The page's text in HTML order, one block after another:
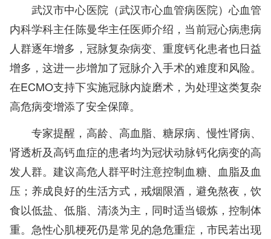
武汉市中心医院（武汉市心血管病医院）心血管
内科学科主任陈曼华主任医师介绍，当前冠心病患病
人群逐年增多，冠脉复杂病变、重度钙化患者也日益
增多，这进一步增加了冠脉介入手术的难度和风险。
在ECMO支持下实施冠脉内旋磨术，为处理这类复杂
高危病变增添了安全保障。
专家提醒，高龄、高血脂、糖尿病、慢性肾病、
肾透析及高钙血症的患者均为冠状动脉钙化病变的高
发人群。建议高危人群平时注意控制血糖、血脂及血
压；养成良好的生活方式，戒烟限酒，避免熬夜，饮
食以低盐、低脂、清淡为主，同时适当锻炼，控制体
重。急性心肌梗死仍是常见的急危重症，市民若出现